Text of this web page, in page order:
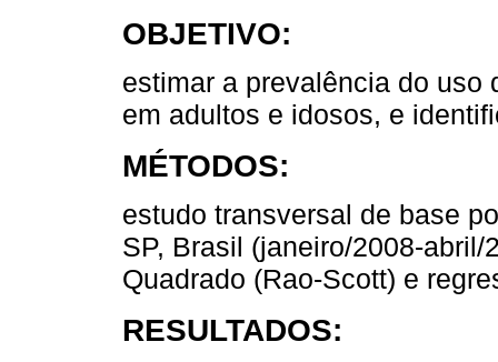
OBJETIVO:
estimar a prevalência do uso
em adultos e idosos, e
MÉTODOS:
estudo transversal de base
SP, Brasil (janeiro/2008-
Quadrado (Rao-Scott) e
RESULTADOS: